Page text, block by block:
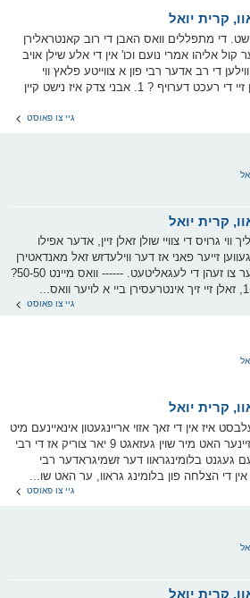
די מתפללים וואס האבן די רוב קאנטראלירן
אליהו אמרי נועם וכו' אין די אלע שילן אויב
די רב אדער רבי פון א צווייטע פלאץ ווי
מ'שעכט ערב יו''כ כפרות האבן זיי די רעכט דערויף ? 1. אבני צדק איז נישט קיין
גיי צו פאוסט
ווי גרויס די צוויי שולן זאלן זיין, אדער אפילו
זייער פאני אז דער ווילעדזש זאל מאנדאטירן
עקסטערע בתי מדרשים.. שווער צו זעהן די לעגאליטעט. ------ וואס מיינט 50-50?
גיי צו פאוסט
איז אין די זאך אזוי אריינגעטון אינאיינעם מיט
די הנהלת ה'ווילעדזש א חסיד זיינער האט מיר שוין געזאגט 9 יאר צוריק אז די רבי
געגנט בלומינגראוו דער זשמיגראדער רבי
די הצלחה פון בלומינג גראוו, ער האט שו...
גיי צו פאוסט